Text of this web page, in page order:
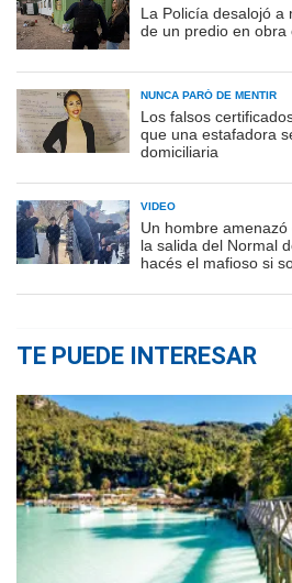
La Policía desalojó a
de un predio en obra
NUNCA PARÓ DE MENTIR
Los falsos
que una estafadora
domiciliaria
VIDEO
Un hombre
la salida del Normal
hacés el mafioso si
TE PUEDE INTERESAR